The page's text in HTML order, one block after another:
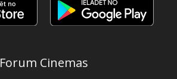
Forum Cinemas